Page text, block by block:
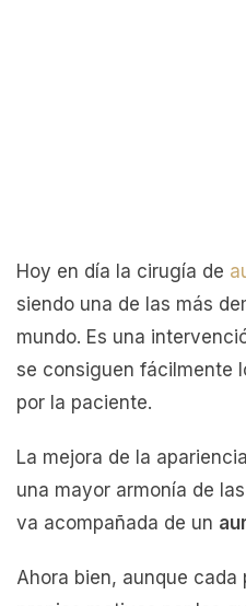
Hoy en día la cirugía de
siendo una de las más
mundo. Es una
se consiguen fácilmente
por la paciente.
La mejora de la
una mayor armonía de
va acompañada de un
Ahora bien, aunque